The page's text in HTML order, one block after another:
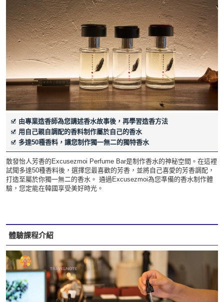
由專業造香師為您講述香水故事後，再學習造香方法
用自己親自調配的香料制作屬於自己的香水
多達50種香料，讓您制作獨一無二的獨特香水
散發怡人芳香的Excusezmoi Perfume Bar是制作香水的神秘空間。在這裡
試聞多達50種香料後，選擇您最喜歡的芳香，並將自己喜愛的芳香調配，
打造至屬於你獨一無二的香水。 通過Excusezmoi為您準備的香水制作體
驗，您定能在韓國享受美好時光。
體驗課程介紹